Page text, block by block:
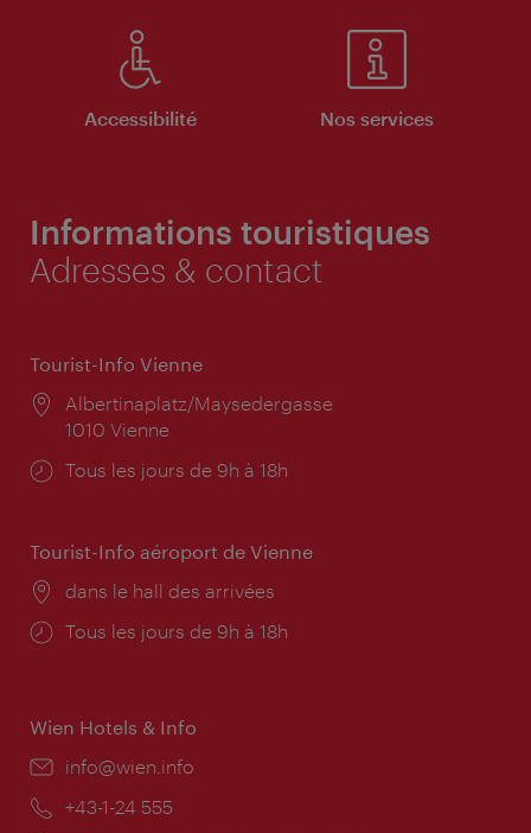
Accessibilité Nos services
Informations touristiques
Adresses & contact
Tourist-Info Vienne
Lieu:
Albertinaplatz/Maysedergasse
1010 Vienne
Horaires
Tous les jours de 9h à 18h
Tourist-Info aéroport de Vienne
Lieu:
dans le hall des arrivées
Horaires
Tous les jours de 9h à 18h
Wien Hotels & Info
E-
info@wien.info
Téléphone:
+43-1-24 555